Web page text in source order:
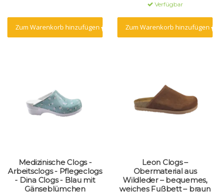
Zum Warenkorb hinzufügen
Verfügbar
Zum Warenkorb hinzufügen
Medizinische Clogs -
Arbeitsclogs - Pflegeclogs
- Dina Clogs - Blau mit
Gänseblümchen
Leon Clogs –
Obermaterial aus
Wildleder – bequemes,
weiches Fußbett – braun